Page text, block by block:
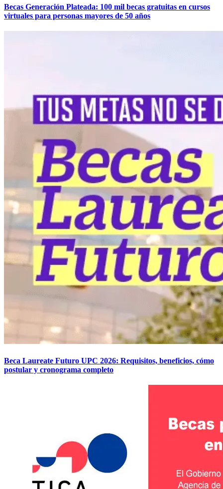
Becas Generación Plateada: 100 mil becas gratuitas en cursos
virtuales para personas mayores de 50 años
Beca Laureate Futuro UPC 2026: Requisitos, beneficios, cómo
postular y cronograma completo